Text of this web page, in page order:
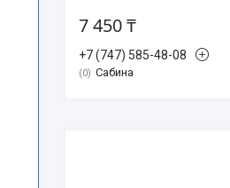
7 450 ₸
+7 (747) 585-48-08
0 Сабина